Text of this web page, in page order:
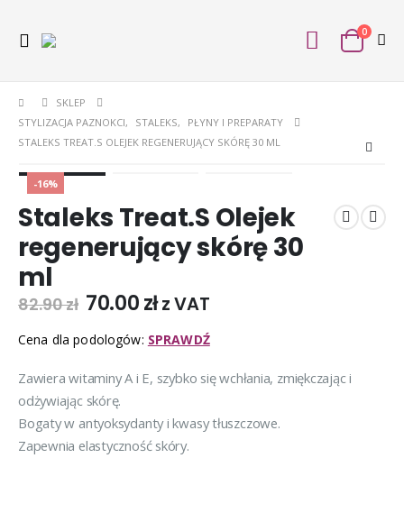
0
SKLEP
STYLIZACJA PAZNOKCI, STALEKS,
PŁYNY I PREPARATY
STALEKS TREAT.S OLEJEK REGENERUJĄCY SKÓRĘ 30 ML
-16%
Staleks Treat.S Olejek
regenerujący skórę 30
ml
82.90zł 70.00złz VAT
Cena dla podologów: SPRAWDŹ
Zawiera witaminy A i E, szybko się wchłania, zmiękczając i
odżywiając skórę.
Bogaty w antyoksydanty i kwasy tłuszczowe.
Zapewnia elastyczność skóry.